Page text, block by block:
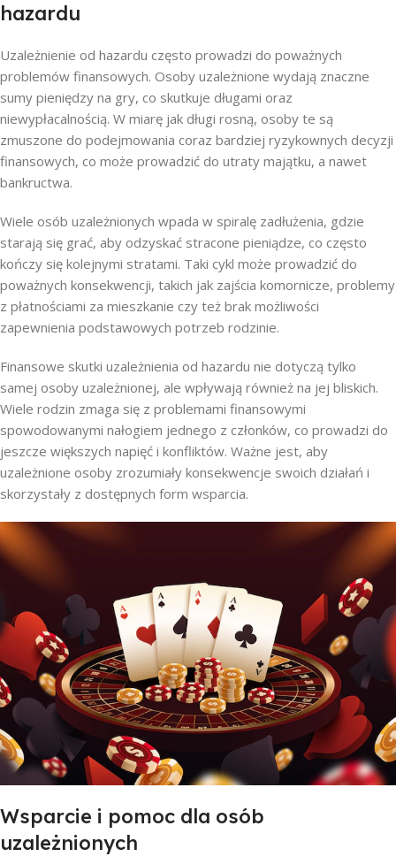
hazardu
Uzależnienie od hazardu często prowadzi do poważnych
problemów finansowych. Osoby uzależnione wydają znaczne
sumy pieniędzy na gry, co skutkuje długami oraz
niewypłacalnością. W miarę jak długi rosną, osoby te są
zmuszone do podejmowania coraz bardziej ryzykownych decyzji
finansowych, co może prowadzić do utraty majątku, a nawet
bankructwa.
Wiele osób uzależnionych wpada w spiralę zadłużenia, gdzie
starają się grać, aby odzyskać stracone pieniądze, co często
kończy się kolejnymi stratami. Taki cykl może prowadzić do
poważnych konsekwencji, takich jak zajścia komornicze, problemy
z płatnościami za mieszkanie czy też brak możliwości
zapewnienia podstawowych potrzeb rodzinie.
Finansowe skutki uzależnienia od hazardu nie dotyczą tylko
samej osoby uzależnionej, ale wpływają również na jej bliskich.
Wiele rodzin zmaga się z problemami finansowymi
spowodowanymi nałogiem jednego z członków, co prowadzi do
jeszcze większych napięć i konfliktów. Ważne jest, aby
uzależnione osoby zrozumiały konsekwencje swoich działań i
skorzystały z dostępnych form wsparcia.
Wsparcie i pomoc dla osób
uzależnionych